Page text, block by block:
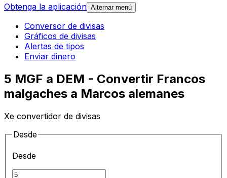
Obtenga la aplicación Alternar menú
Conversor de divisas
Gráficos de divisas
Alertas de tipos
Enviar dinero
5 MGF a DEM - Convertir Francos
malgaches a Marcos alemanes
Xe convertidor de divisas
Desde
Desde